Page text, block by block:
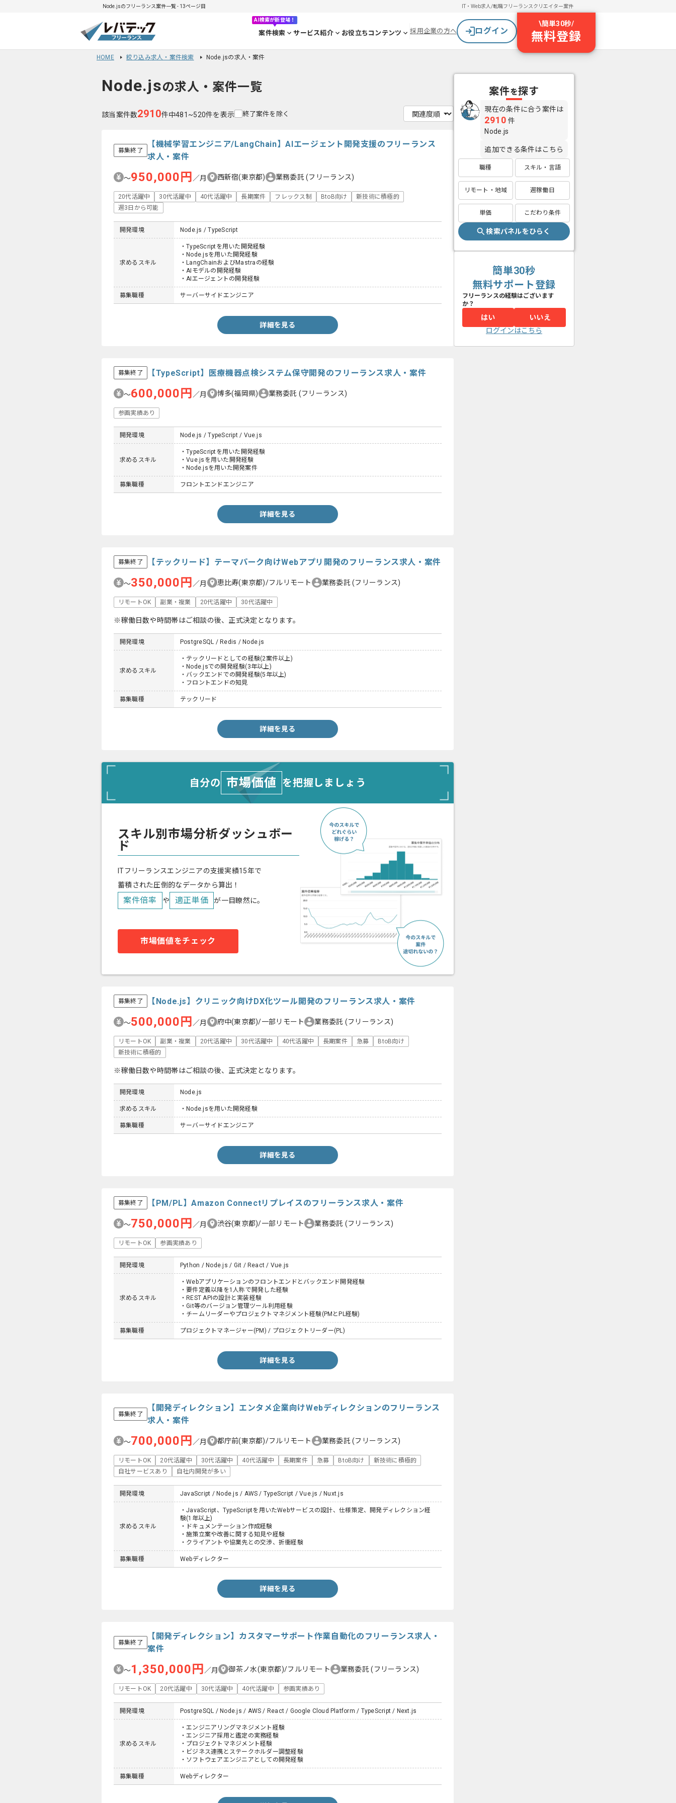
Node.jsのフリーランス案件一覧 - 13ページ目 IT・Web求人/転職フリーランスクリエイター案件
AI検索が新登場！
案件検索 サービス紹介 お役立ちコンテンツ 採用企業の方へ ログイン
\簡単30秒/
無料登録
HOME 絞り込み求人・案件検索 Node.jsの求人・案件
Node.jsの求人・案件一覧
該当案件数2910件中481~520件を表示 終了案件を除く
募集終了
【機械学習エンジニア/LangChain】AIエージェント開発支援のフリーランス
求人・案件
〜950,000円 ／月 西新宿(東京都) 業務委託(フリーランス)
20代活躍中 30代活躍中 40代活躍中 長期案件 フレックス制 BtoB向け
新技術に積極的
週3日から可能
開発環境 Node.js / TypeScript
求めるスキル
・TypeScriptを用いた開発経験
・Node.jsを用いた開発経験
・LangChainおよびMastraの経験
・AIモデルの開発経験
・AIエージェントの開発経験
募集職種 サーバーサイドエンジニア
詳細を見る
募集終了 【TypeScript】医療機器点検システム保守開発のフリーランス求人・案件
〜600,000円 ／月 博多(福岡県) 業務委託 (フリーランス)
参画実績あり
開発環境 Node.js / TypeScript / Vue.js
求めるスキル
・TypeScriptを用いた開発経験
・Vue.jsを用いた開発経験
・Node.jsを用いた開発案件
募集職種 フロントエンドエンジニア
詳細を見る
募集終了 【テックリード】テーマパーク向けWebアプリ開発のフリーランス求人・案件
〜350,000円 ／月 恵比寿(東京都)/フルリモート 業務委託(フリーランス)
リモートOK 副業・複業 20代活躍中 30代活躍中
※稼働日数や時間帯はご相談の後、正式決定となります。
開発環境 PostgreSQL / Redis / Node.js
求めるスキル
・テックリードとしての経験(2案件以上)
・Node.jsでの開発経験(3年以上)
・バックエンドでの開発経験(5年以上)
・フロントエンドの知見
募集職種 テックリード
詳細を見る
自分の 市場価値 を把握しましょう
スキル別市場分析ダッシュボー
ド
ITフリーランスエンジニアの支援実績15年で
蓄積された圧倒的なデータから算出！
案件倍率 や 適正単価 が一目瞭然に。
市場価値をチェック
募集終了 【Node.js】クリニック向けDX化ツール開発のフリーランス求人・案件
〜500,000円 ／月 府中(東京都)/一部リモート 業務委託 (フリーランス)
リモートOK 副業・複業 20代活躍中 30代活躍中 40代活躍中 長期案件 急募
BtoB向け
新技術に積極的
※稼働日数や時間帯はご相談の後、正式決定となります。
開発環境 Node.js
求めるスキル ・Node.jsを用いた開発経験
募集職種 サーバーサイドエンジニア
詳細を見る
募集終了 【PM/PL】Amazon Connectリプレイスのフリーランス求人・案件
〜750,000円 ／月 渋谷(東京都)/一部リモート 業務委託 (フリーランス)
リモートOK 参画実績あり
開発環境 Python / Node.js / Git / React / Vue.js
求めるスキル
・Webアプリケーションのフロントエンドとバックエンド開発経験
・要件定義以降を1人称で開発した経験
・REST APIの設計と実装経験
・Git等のバージョン管理ツール利用経験
・チームリーダーやプロジェクトマネジメント経験(PMとPL経験)
募集職種 プロジェクトマネージャー(PM) / プロジェクトリーダー(PL)
詳細を見る
募集終了
【開発ディレクション】エンタメ企業向けWebディレクションのフリーランス
求人・案件
〜700,000円 ／月 都庁前(東京都)/フルリモート 業務委託(フリーランス)
リモートOK 20代活躍中 30代活躍中 40代活躍中 長期案件 急募 BtoB向け
新技術に積極的
自社サービスあり
自社内開発が多い
開発環境 JavaScript / Node.js / AWS / TypeScript / Vue.js / Nuxt.js
求めるスキル
・JavaScript、TypeScriptを用いたWebサービスの設計、仕様策定、開発ディレクション経
験(1年以上)
・ドキュメンテーション作成経験
・施策立案や改善に関する知見や経験
・クライアントや協業先との交渉、折衝経験
募集職種 Webディレクター
詳細を見る
募集終了
【開発ディレクション】カスタマーサポート作業自動化のフリーランス求人・
案件
〜1,350,000円 ／月 御茶ノ水(東京都)/フルリモート 業務委託(フリーランス)
リモートOK 20代活躍中 30代活躍中 40代活躍中 参画実績あり
開発環境 PostgreSQL / Node.js / AWS / React / Google Cloud Platform / TypeScript / Next.js
求めるスキル
・エンジニアリングマネジメント経験
・エンジニア採用と鑑定の実務経験
・プロジェクトマネジメント経験
・ビジネス連携とステークホルダー調整経験
・ソフトウェアエンジニアとしての開発経験
募集職種 Webディレクター
案件を探す
現在の条件に合う案件は
2910 件
Node.js
追加できる条件はこちら
職種 スキル・言語
リモート・地域 週稼働日
単価 こだわり条件
検索パネルをひらく
簡単30秒
無料サポート登録
フリーランスの経験はございます
か？
はい
いいえ
ログインはこちら